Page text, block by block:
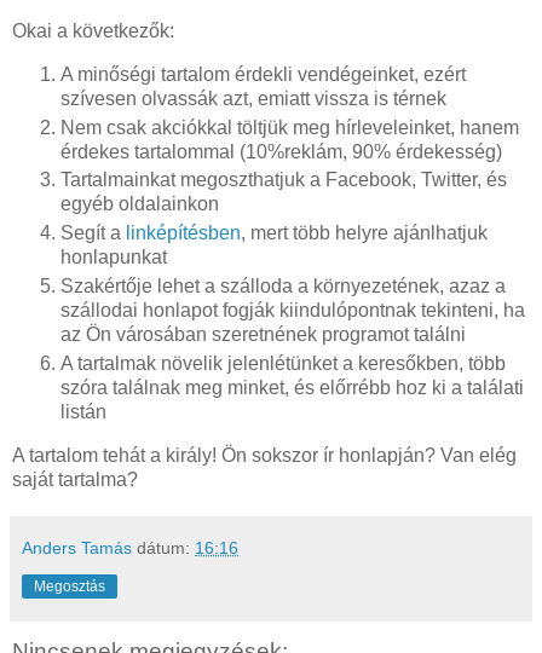
Okai a következők:
A minőségi tartalom érdekli vendégeinket, ezért
szívesen olvassák azt, emiatt vissza is térnek
Nem csak akciókkal töltjük meg hírleveleinket, hanem
érdekes tartalommal (10%reklám, 90% érdekesség)
Tartalmainkat megoszthatjuk a Facebook, Twitter, és
egyéb oldalainkon
Segít a linképítésben, mert több helyre ajánlhatjuk
honlapunkat
Szakértője lehet a szálloda a környezetének, azaz a
szállodai honlapot fogják kiindulópontnak tekinteni, ha
az Ön városában szeretnének programot találni
A tartalmak növelik jelenlétünket a keresőkben, több
szóra találnak meg minket, és előrrébb hoz ki a találati
listán
A tartalom tehát a király! Ön sokszor ír honlapján? Van elég
saját tartalma?
Anders Tamás dátum: 16:16
Megosztás